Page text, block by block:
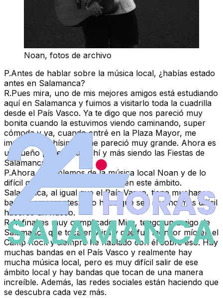
Noan, fotos de archivo
P.Antes de hablar sobre la música local, ¿habías estado
antes en Salamanca?
R.Pues mira, uno de mis mejores amigos está estudiando
aquí en Salamanca y fuimos a visitarlo toda la cuadrilla
desde el País Vasco. Ya te digo que nos pareció muy
bonita cuando la estuvimos viendo caminando, super
cómoda y ya, cuando entré en la Plaza Mayor, me
impactó muchísimo y me pareció muy grande. Ahora es
un sueño poder estar ahí y más siendo las Fiestas de
Salamanca.
P.Ahora sí, hablemos de la música local Noan y de lo
difícil que es hacerse un hueco en este ámbito.
Salamanca, al igual que el País Vasco, tiene muchas
bandas emergentes. Eso hace que sea mucho más difícil
hacerse un hueco.
R.Al final es muy complicado. Mira, tengo un amigo de
Salamanca que toca en Aira y que fue monitor mío en el
Camp Rock y siempre he hablado con él sobre eso. Hay
muchas bandas en el País Vasco y realmente hay
mucha música local, pero es muy difícil salir de ese
ámbito local y hay bandas que tocan de una manera
increíble. Además, las redes sociales están haciendo que
se descubra cada vez más.